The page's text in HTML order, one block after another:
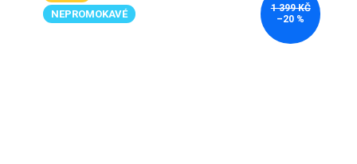
NEPROMOKAVÉ
1 399 KČ
–20 %